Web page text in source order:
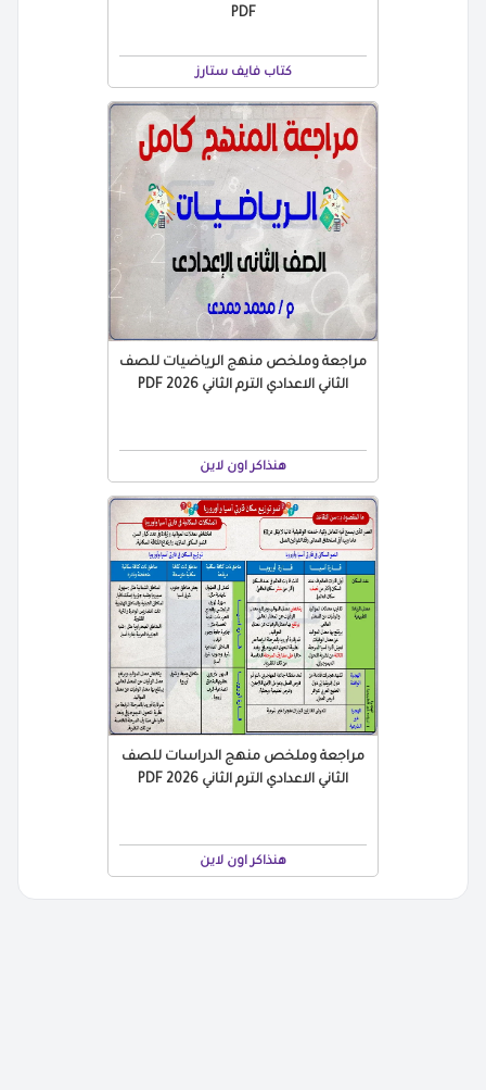
PDF
كتاب فايف ستارز
مراجعة وملخص منهج الرياضيات للصف
الثاني الاعدادي الترم الثاني 2026 PDF
هنذاكر اون لاين
مراجعة وملخص منهج الدراسات للصف
الثاني الاعدادي الترم الثاني 2026 PDF
هنذاكر اون لاين